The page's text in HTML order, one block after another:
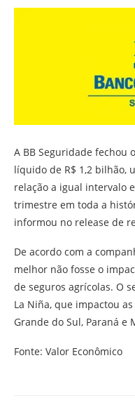
A BB Seguridade
líquido de R$ 1,2 bilhão,
relação a igual intervalo
trimestre em toda a
informou no release de
De acordo com a
melhor não fosse o
de seguros agrícolas. O
La Niña, que impactou
Grande do Sul, Paraná e
Fonte: Valor Econômico